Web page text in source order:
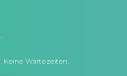
Wartezeiten.